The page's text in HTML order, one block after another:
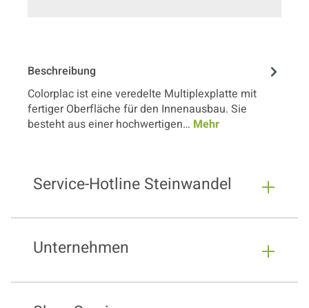
Beschreibung
Colorplac ist eine veredelte Multiplexplatte mit
fertiger Oberfläche für den Innenausbau. Sie
besteht aus einer hochwertigen… Mehr
Service-Hotline Steinwandel
Unternehmen